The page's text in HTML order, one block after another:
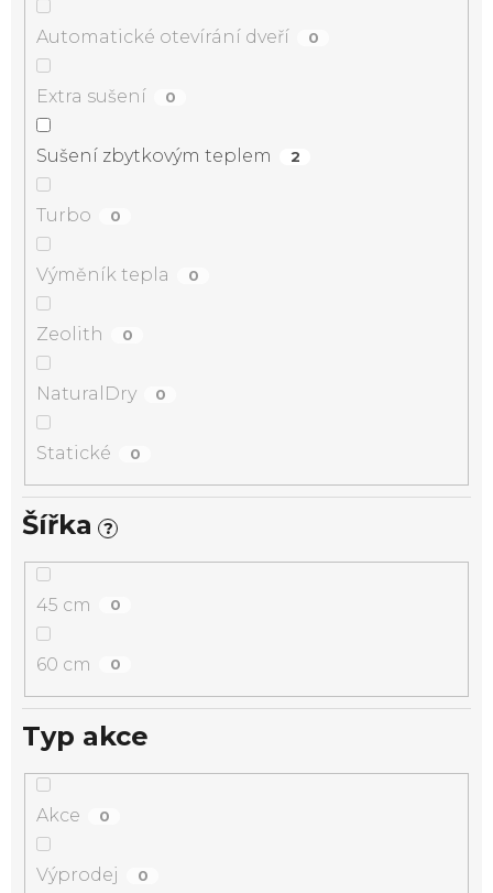
Automatické otevírání dveří 0
Extra sušení 0
Sušení zbytkovým teplem 2
Turbo 0
Výměník tepla 0
Zeolith 0
NaturalDry 0
Statické 0
Šířka ?
45 cm 0
60 cm 0
Typ akce
Akce 0
Výprodej 0